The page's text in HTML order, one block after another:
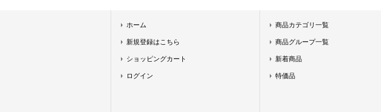
ホーム
新規登録はこちら
ショッピングカート
ログイン
商品カテゴリ一覧
商品グループ一覧
新着商品
特価品